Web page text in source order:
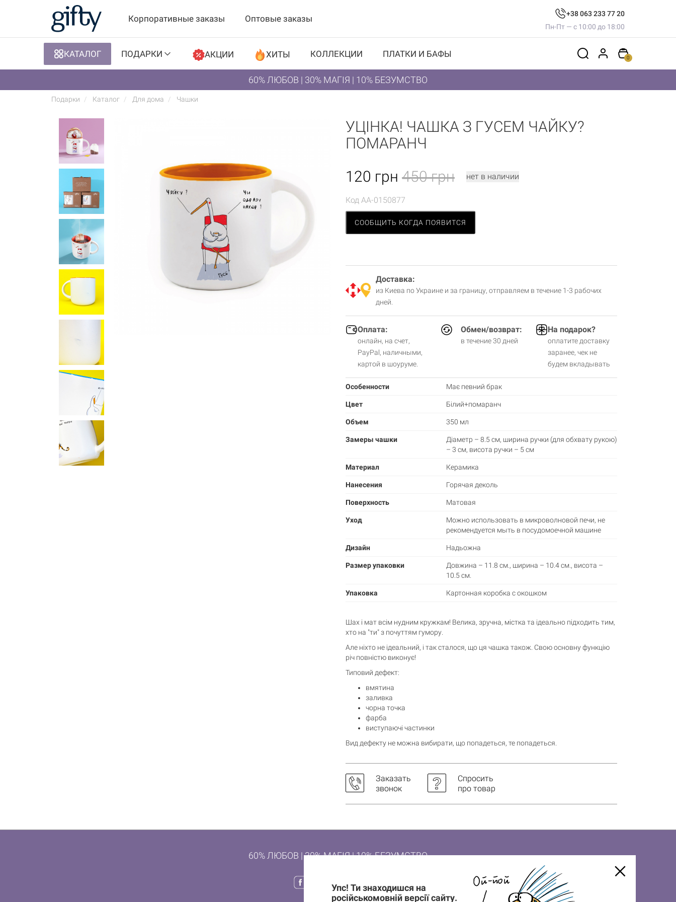
Корпоративные заказы Оптовые заказы
+38 063 233 77 20
Пн-Пт — с 10:00 до 18:00
КАТАЛОГ ПОДАРКИ АКЦИИ ХИТЫ КОЛЛЕКЦИИ ПЛАТКИ И БАФЫ 0
60% ЛЮБОВ | 30% МАГІЯ | 10% БЕЗУМСТВО
Подарки Каталог Для дома Чашки
УЦІНКА! ЧАШКА З ГУСЕМ ЧАЙКУ?
ПОМАРАНЧ
120 грн 450 грн нет в наличии
Код AA-0150877
СООБЩИТЬ КОГДА ПОЯВИТСЯ
Доставка:
из Киева по Украине и за границу, отправляем в течение 1-3 рабочих
дней.
Оплата:
онлайн, на счет,
PayPal, наличными,
картой в шоуруме.
Обмен/возврат:
в течение 30 дней
На подарок?
оплатите доставку
заранее, чек не
будем вкладывать
Особенности Має певний брак
Цвет Білий+помаранч
Объем 350 мл
Замеры чашки
Діаметр – 8.5 см, ширина ручки (для обхвату рукою)
– 3 см, висота ручки – 5 см
Материал Керамика
Нанесения Горячая деколь
Поверхность Матовая
Уход
Можно использовать в микроволновой печи, не
рекомендуется мыть в посудомоечной машине
Дизайн Надьожна
Размер упаковки
Довжина – 11.8 см., ширина – 10.4 см., висота –
10.5 см.
Упаковка Картонная коробка с окошком
Шах і мат всім нудним кружкам! Велика, зручна, містка та ідеально підходить тим,
хто на "ти" з почуттям гумору.
Але ніхто не ідеальний, і так сталося, що ця чашка також. Свою основну функцію
річ повністю виконує!
Типовий дефект:
вмятина
заливка
чорна точка
фарба
виступаючі частинки
Вид дефекту не можна вибирати, що попадеться, те попадеться.
Заказать
звонок
Спросить
про товар
60% ЛЮБОВ | 30% МАГІЯ | 10% БЕЗУМСТВО
Упс! Ти знаходишся на
російськомовній версії сайту.
Корзина пуста